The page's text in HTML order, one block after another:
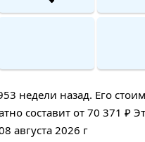
назад. Его
составит от 70 371 ₽
августа 2026 г